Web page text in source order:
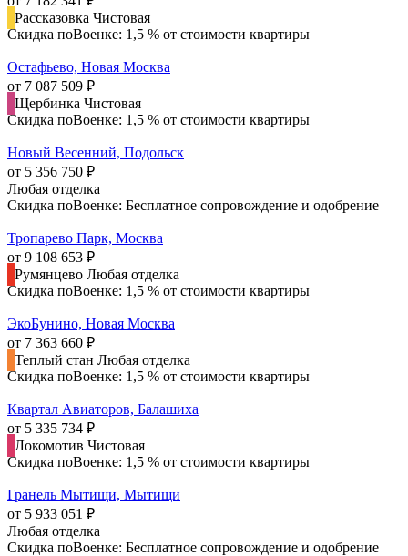
Рассказовка Чистовая
Скидка поВоенке: 1,5 % от стоимости квартиры
Остафьево, Новая Москва
от 7 087 509 ₽
Щербинка Чистовая
Скидка поВоенке: 1,5 % от стоимости квартиры
Новый Весенний, Подольск
от 5 356 750 ₽
Любая отделка
Скидка поВоенке: Бесплатное сопровождение и одобрение
Тропарево Парк, Москва
от 9 108 653 ₽
Румянцево Любая отделка
Скидка поВоенке: 1,5 % от стоимости квартиры
ЭкоБунино, Новая Москва
от 7 363 660 ₽
Теплый стан Любая отделка
Скидка поВоенке: 1,5 % от стоимости квартиры
Квартал Авиаторов, Балашиха
от 5 335 734 ₽
Локомотив Чистовая
Скидка поВоенке: 1,5 % от стоимости квартиры
Гранель Мытищи, Мытищи
от 5 933 051 ₽
Любая отделка
Скидка поВоенке: Бесплатное сопровождение и одобрение